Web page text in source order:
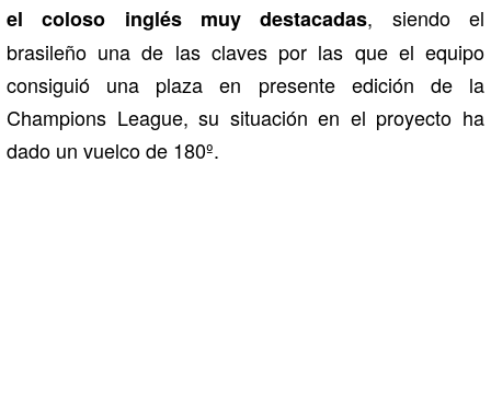
el coloso inglés muy destacadas, siendo el
brasileño una de las claves por las que el equipo
consiguió una plaza en presente edición de la
Champions League, su situación en el proyecto ha
dado un vuelco de 180º.